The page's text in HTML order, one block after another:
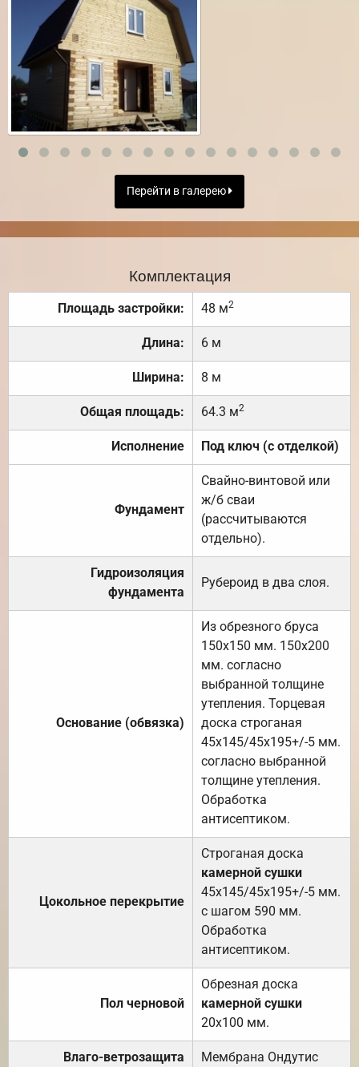
Перейти в галерею
Комплектация
Площадь застройки: 48 м2
Длина: 6 м
Ширина: 8 м
Общая площадь: 64.3 м2
Исполнение Под ключ (с отделкой)
Фундамент
Свайно-винтовой или
ж/б сваи
(рассчитываются
отдельно).
Гидроизоляция
фундамента
Рубероид в два слоя.
Основание (обвязка)
Из обрезного бруса
150х150 мм. 150х200
мм. согласно
выбранной толщине
утепления. Торцевая
доска строганая
45х145/45х195+/-5 мм.
согласно выбранной
толщине утепления.
Обработка
антисептиком.
Цокольное перекрытие
Строганая доска
камерной сушки
45х145/45х195+/-5 мм.
с шагом 590 мм.
Обработка
антисептиком.
Пол черновой
Обрезная доска
камерной сушки
20х100 мм.
Влаго-ветрозащита
Мембрана Ондутис